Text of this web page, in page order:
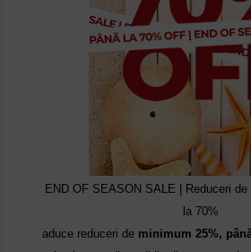
END OF SEASON SALE | Reduceri
la 70%
aduce reduceri de minimum 25%,